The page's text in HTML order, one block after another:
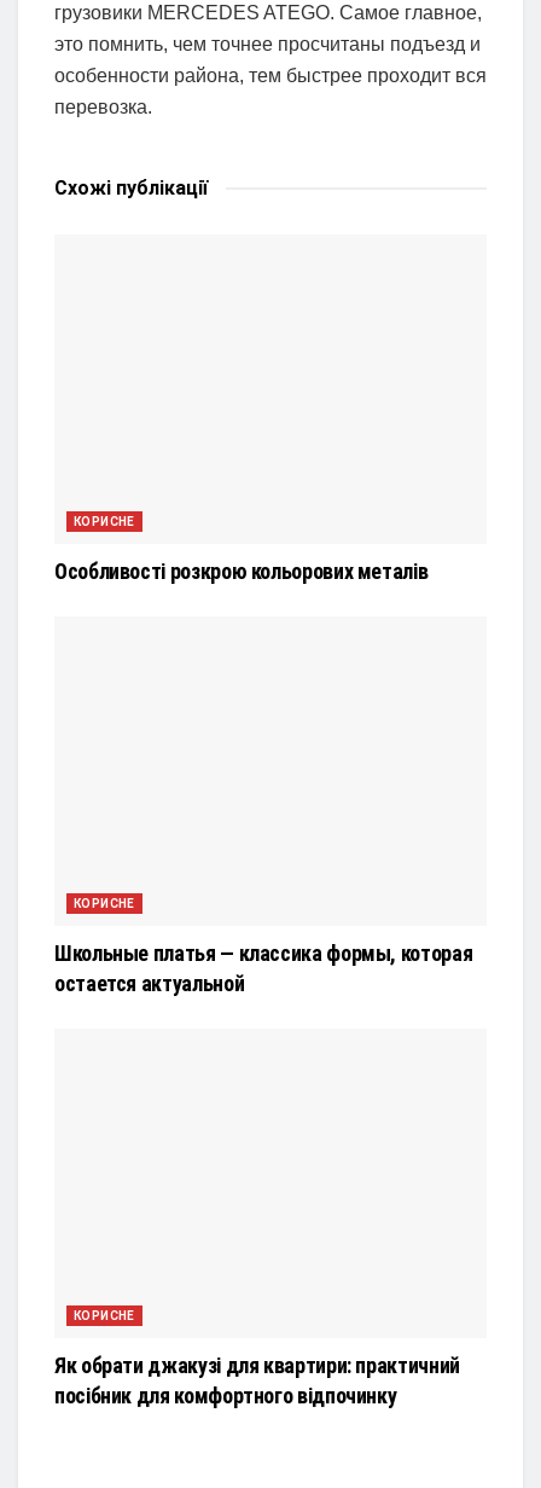
грузовики MERCEDES ATEGO. Самое главное,
это помнить, чем точнее просчитаны подъезд и
особенности района, тем быстрее проходит вся
перевозка.
Схожі публікації
КОРИСНЕ
Особливості розкрою кольорових металів
КОРИСНЕ
Школьные платья — классика формы, которая
остается актуальной
КОРИСНЕ
Як обрати джакузі для квартири: практичний
посібник для комфортного відпочинку